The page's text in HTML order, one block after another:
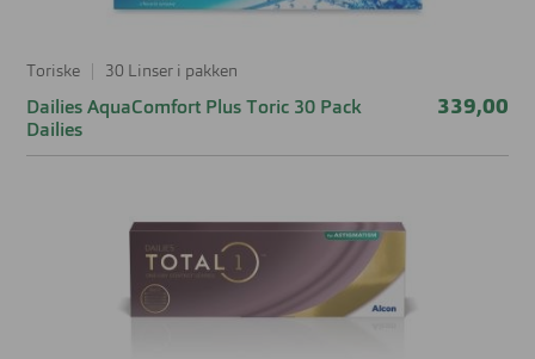
Toriske 30 Linser i pakken
Dailies AquaComfort Plus Toric 30 Pack
Dailies
339,00